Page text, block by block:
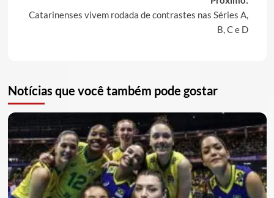
Catarinenses vivem rodada de contrastes nas Séries A,
B, C e D
Notícias que você também pode gostar